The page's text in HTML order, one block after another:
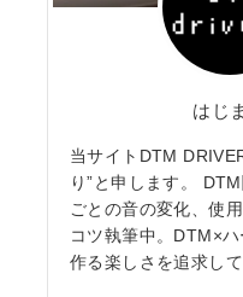
はじ
当サイトDTM
り”と申します。
ごとの音の変化、使
コツ執筆中。DTM×
作る楽しさを追求して